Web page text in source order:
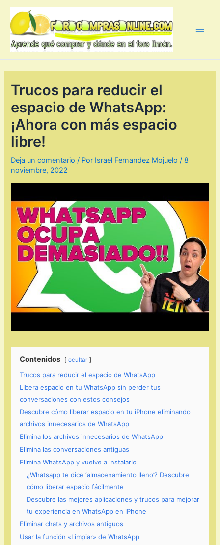
contenido
Trucos para reducir el
espacio de WhatsApp:
¡Ahora con más espacio
libre!
Deja un comentario / Por Israel Fernandez Mojuelo / 8
noviembre, 2022
Contenidos ocultar
Trucos para reducir el espacio de WhatsApp
Libera espacio en tu WhatsApp sin perder tus
conversaciones con estos consejos
Descubre cómo liberar espacio en tu iPhone eliminando
archivos innecesarios de WhatsApp
Elimina los archivos innecesarios de WhatsApp
Elimina las conversaciones antiguas
Elimina WhatsApp y vuelve a instalarlo
¿Whatsapp te dice ‘almacenamiento lleno’? Descubre
cómo liberar espacio fácilmente
Descubre las mejores aplicaciones y trucos para mejorar
tu experiencia en WhatsApp en iPhone
Eliminar chats y archivos antiguos
Usar la función «Limpiar» de WhatsApp